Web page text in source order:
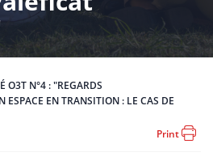
O3T N°4 : "REGARDS
ESPACE EN TRANSITION : LE CAS DE
Print